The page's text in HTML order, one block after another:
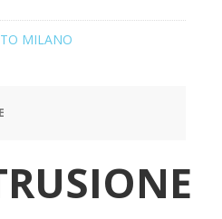
MILANO